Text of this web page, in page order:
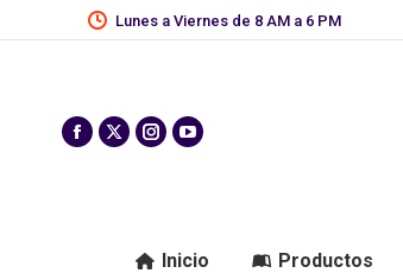
Lunes a Viernes de 8 AM a 6 PM
Inicio Productos